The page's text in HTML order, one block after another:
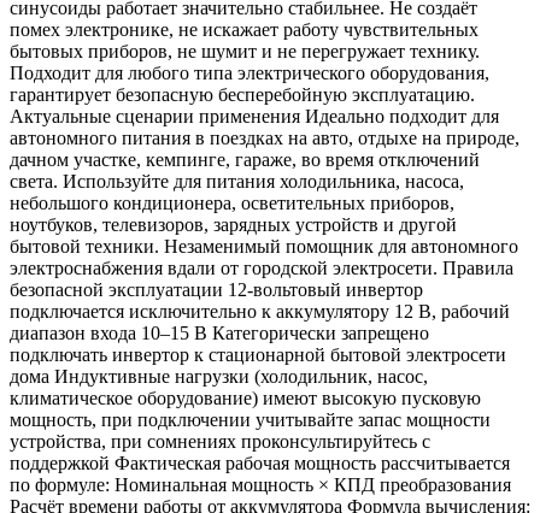
синусоиды работает значительно стабильнее. Не создаёт
помех электронике, не искажает работу чувствительных
бытовых приборов, не шумит и не перегружает технику.
Подходит для любого типа электрического оборудования,
гарантирует безопасную бесперебойную эксплуатацию.
Актуальные сценарии применения Идеально подходит для
автономного питания в поездках на авто, отдыхе на природе,
дачном участке, кемпинге, гараже, во время отключений
света. Используйте для питания холодильника, насоса,
небольшого кондиционера, осветительных приборов,
ноутбуков, телевизоров, зарядных устройств и другой
бытовой техники. Незаменимый помощник для автономного
электроснабжения вдали от городской электросети. Правила
безопасной эксплуатации 12-вольтовый инвертор
подключается исключительно к аккумулятору 12 В, рабочий
диапазон входа 10–15 В Категорически запрещено
подключать инвертор к стационарной бытовой электросети
дома Индуктивные нагрузки (холодильник, насос,
климатическое оборудование) имеют высокую пусковую
мощность, при подключении учитывайте запас мощности
устройства, при сомнениях проконсультируйтесь с
поддержкой Фактическая рабочая мощность рассчитывается
по формуле: Номинальная мощность × КПД преобразования
Расчёт времени работы от аккумулятора Формула вычисления: